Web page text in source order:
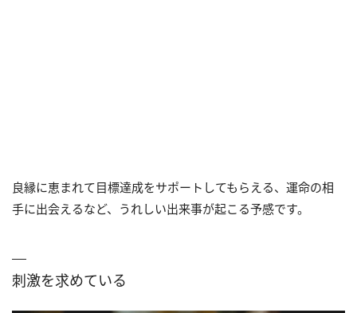
良縁に恵まれて目標達成をサポートしてもらえる、運命の相
手に出会えるなど、うれしい出来事が起こる予感です。
刺激を求めている